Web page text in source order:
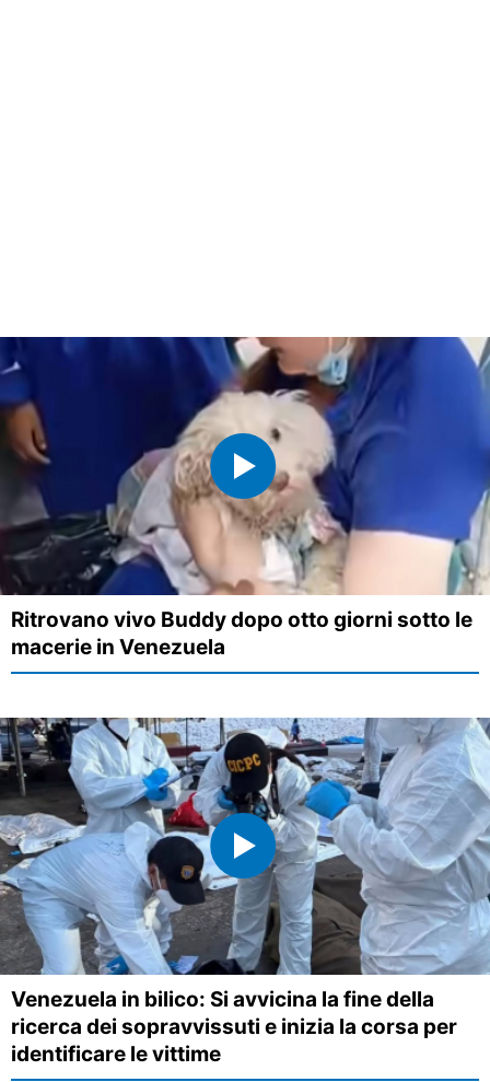
Ritrovano vivo Buddy dopo otto giorni sotto le
macerie in Venezuela
Venezuela in bilico: Si avvicina la fine della
ricerca dei sopravvissuti e inizia la corsa per
identificare le vittime